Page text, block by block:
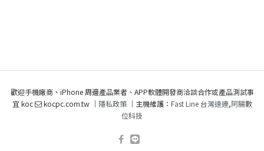
歡迎手機廠商、iPhone 周邊產品業者、APP軟體開發商洽談合作或產品測試事
宜 koc
kocpc.com.tw ｜ 隱私政策｜主機維護： Fast Line 台灣速連,阿腸數
位科技